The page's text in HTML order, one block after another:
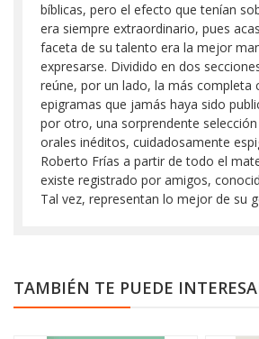
bíblicas, pero el efecto que tenían
era siempre extraordinario, pues
faceta de su talento era la mejor
expresarse. Dividido en dos
reúne, por un lado, la más completa
epigramas que jamás haya sido
por otro, una sorprendente
orales inéditos, cuidadosamente
Roberto Frías a partir de todo el
existe registrado por amigos,
Tal vez, representan lo mejor de su
TAMBIÉN TE PUEDE